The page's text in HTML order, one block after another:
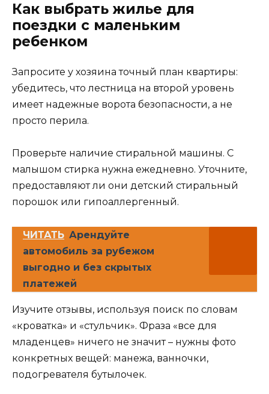
Как выбрать жилье для
поездки с маленьким
ребенком
Запросите у хозяина точный план квартиры:
убедитесь, что лестница на второй уровень
имеет надежные ворота безопасности, а не
просто перила.
Проверьте наличие стиральной машины. С
малышом стирка нужна ежедневно. Уточните,
предоставляют ли они детский стиральный
порошок или гипоаллергенный.
ЧИТАТЬ Арендуйте
автомобиль за рубежом
выгодно и без скрытых
платежей
Изучите отзывы, используя поиск по словам
«кроватка» и «стульчик». Фраза «все для
младенцев» ничего не значит – нужны фото
конкретных вещей: манежа, ванночки,
подогревателя бутылочек.